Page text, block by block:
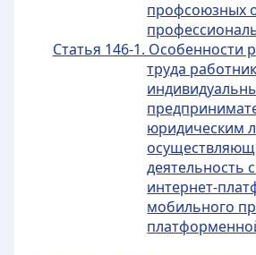
профсоюзных
Статья 146-1. Особенности
труда
юридическим
деятельность
интернет-
мобильного